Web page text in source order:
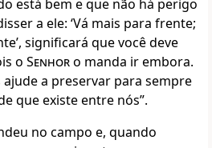
está bem e que não há perigo
a ele: ‘Vá mais para frente;
significará que você deve
o Senhoro manda ir embora.
ajude a preservar para sempre
que existe entre nós”.
no campo e, quando